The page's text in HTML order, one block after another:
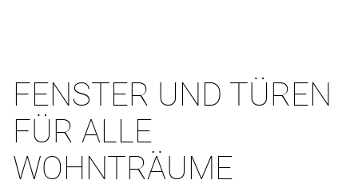
FENSTER UND TÜREN
FÜR ALLE
WOHNTRÄUME